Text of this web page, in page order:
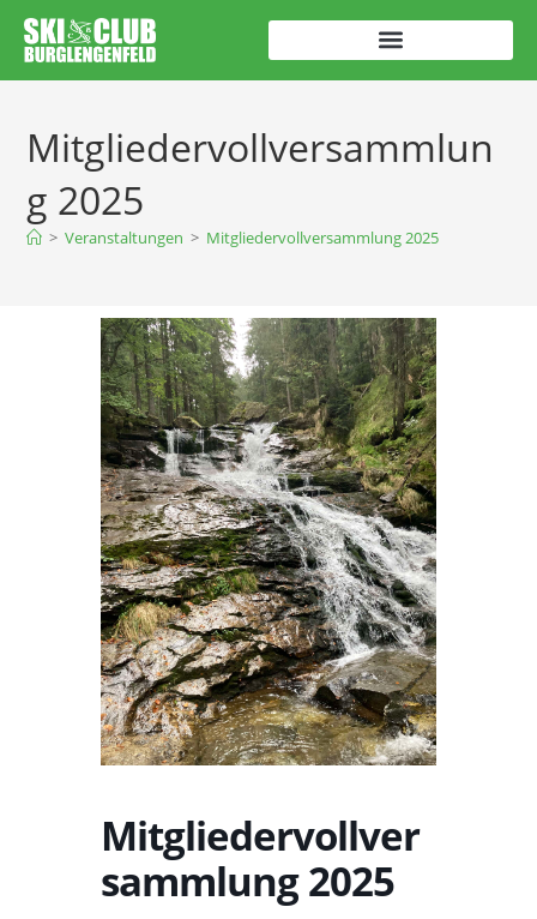
Mitgliedervollversammlun
g 2025
> Veranstaltungen > Mitgliedervollversammlung 2025
Mitgliedervollver
sammlung 2025